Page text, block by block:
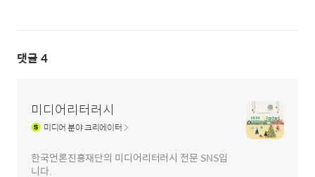
댓글 4
미디어리터러시
미디어분야 크리에이터
한국언론진흥재단의 미디어리터러시 전문 SNS입
니다.